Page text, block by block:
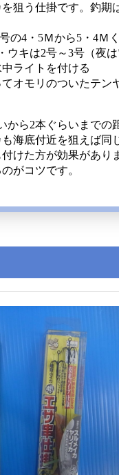
狙う仕掛です。釣
の4・5Ｍから5・4Ｍく
ウキは2号～3号（夜は
ライトを付ける
てオモリのついたテ
から2本ぐらいまでの
海底付近を狙えば同
けた方が効果があり
がコツです。